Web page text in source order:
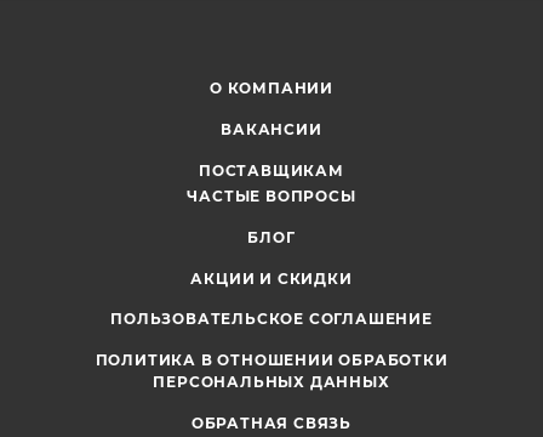
О КОМПАНИИ
ВАКАНСИИ
ПОСТАВЩИКАМ
ЧАСТЫЕ ВОПРОСЫ
БЛОГ
АКЦИИ И СКИДКИ
ПОЛЬЗОВАТЕЛЬСКОЕ СОГЛАШЕНИЕ
ПОЛИТИКА В ОТНОШЕНИИ ОБРАБОТКИ
ПЕРСОНАЛЬНЫХ ДАННЫХ
ОБРАТНАЯ СВЯЗЬ